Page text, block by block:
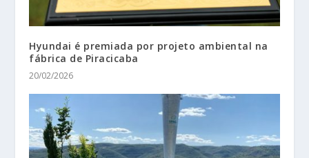
Hyundai é premiada por projeto ambiental na
fábrica de Piracicaba
20/02/2026